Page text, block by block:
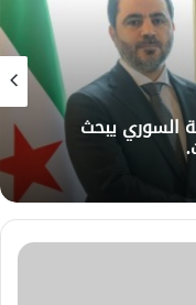
السوري يبحث